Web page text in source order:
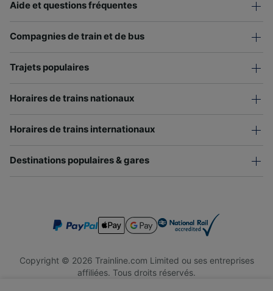
Aide et questions fréquentes
Compagnies de train et de bus
Trajets populaires
Horaires de trains nationaux
Horaires de trains internationaux
Destinations populaires & gares
Copyright © 2026 Trainline.com Limited ou ses entreprises
affiliées. Tous droits réservés.